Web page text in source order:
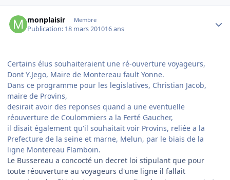
monplaisir Membre
Publication: 18 mars 201016 ans
Certains élus souhaiteraient une ré-ouverture voyageurs,
Dont Y.Jego, Maire de Montereau fault Yonne.
Dans ce programme pour les legislatives, Christian Jacob,
maire de Provins,
desirait avoir des reponses quand a une eventuelle
réouverture de Coulommiers a la Ferté Gaucher,
il disait également qu'il souhaitait voir Provins, reliée a la
Prefecture de la seine et marne, Melun, par le biais de la
ligne Montereau Flamboin.
Le Bussereau a concocté un decret loi stipulant que pour
toute réouverture au voyageurs d'une ligne il fallait